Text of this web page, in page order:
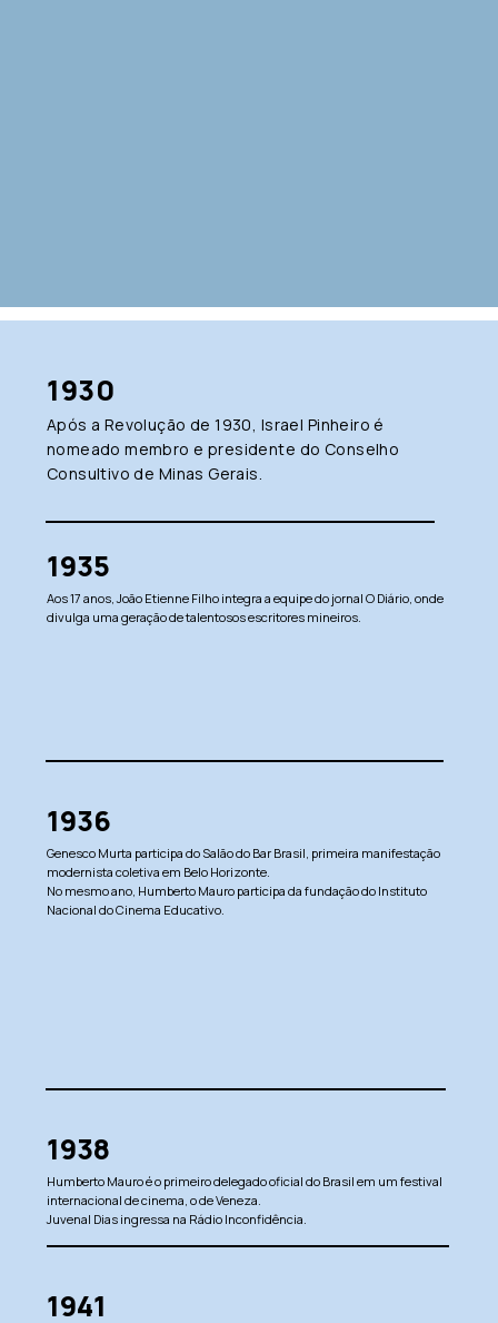
1930
Após a Revolução de 1930, Israel Pinheiro é
nomeado membro e presidente do Conselho
Consultivo de Minas Gerais.
1935
Aos 17 anos, João Etienne Filho integra a equipe do jornal O Diário, onde
divulga uma geração de talentosos escritores mineiros.
1936
Genesco Murta participa do Salão do Bar Brasil, primeira manifestação
modernista coletiva em Belo Horizonte.
No mesmo ano, Humberto Mauro participa da fundação do Instituto
Nacional do Cinema Educativo.
1938
Humberto Mauro é o primeiro delegado oficial do Brasil em um festival
internacional de cinema, o de Veneza.
Juvenal Dias ingressa na Rádio Inconfidência.
1941